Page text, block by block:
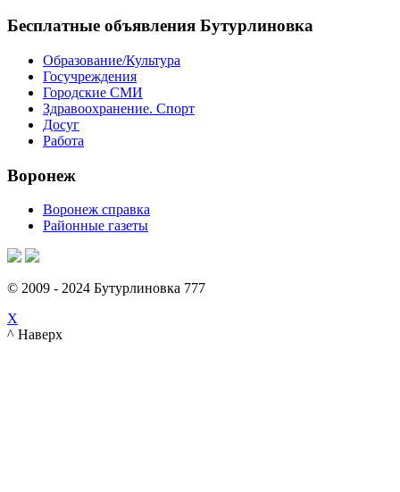
Бесплатные объявления Бутурлиновка
Образование/Культура
Госучреждения
Городские СМИ
Здравоохранение. Спорт
Досуг
Работа
Воронеж
Воронеж справка
Районные газеты
© 2009 - 2024 Бутурлиновка 777
X
^ Наверх